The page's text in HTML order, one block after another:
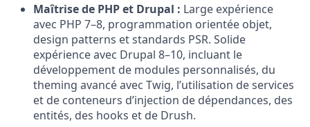
Maîtrise de PHP et Drupal : Large expérience
avec PHP 7–8, programmation orientée objet,
design patterns et standards PSR. Solide
expérience avec Drupal 8–10, incluant le
développement de modules personnalisés, du
theming avancé avec Twig, l’utilisation de services
et de conteneurs d’injection de dépendances, des
entités, des hooks et de Drush.